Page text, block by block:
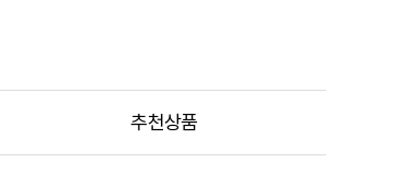
추천상품